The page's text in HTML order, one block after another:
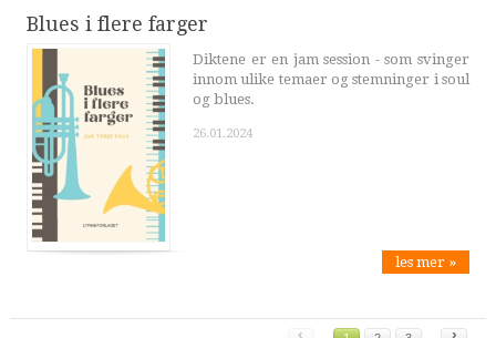
Blues i flere farger
Diktene er en jam session - som svinger
innom ulike temaer og stemninger i soul
og blues.
26.01.2024
les mer »
‹ ›